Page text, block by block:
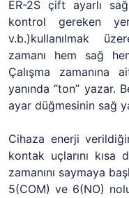
ER-2S çift ayarlı
kontrol gereken
v.b.)kullanılmak
zamanı hem sağ
Çalışma zamanına
yanında “ton” yazar.
ayar düğmesinin sağ
Cihaza enerji
kontak uçlarını kısa
zamanını saymaya
5(COM) ve 6(NO)